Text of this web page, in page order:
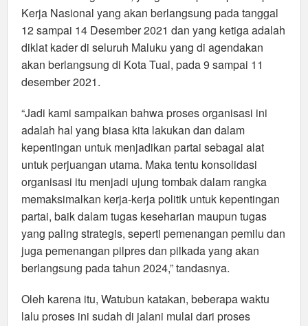
Kerja Nasional yang akan berlangsung pada tanggal
12 sampai 14 Desember 2021 dan yang ketiga adalah
diklat kader di seluruh Maluku yang di agendakan
akan berlangsung di Kota Tual, pada 9 sampai 11
desember 2021.
“Jadi kami sampaikan bahwa proses organisasi ini
adalah hal yang biasa kita lakukan dan dalam
kepentingan untuk menjadikan partai sebagai alat
untuk perjuangan utama. Maka tentu konsolidasi
organisasi itu menjadi ujung tombak dalam rangka
memaksimalkan kerja-kerja politik untuk kepentingan
partai, baik dalam tugas keseharian maupun tugas
yang paling strategis, seperti pemenangan pemilu dan
juga pemenangan pilpres dan pilkada yang akan
berlangsung pada tahun 2024,” tandasnya.
Oleh karena itu, Watubun katakan, beberapa waktu
lalu proses ini sudah di jalani mulai dari proses